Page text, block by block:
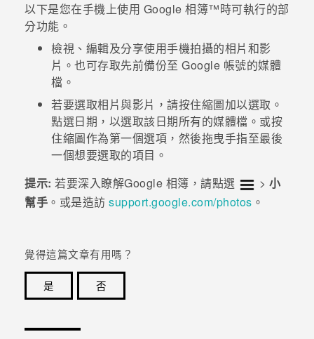
優惠專區
焦點訊息
校園專案
企業採購
銷售門市
銷售通路
支援服務
VIVELAND
以下是您在手機上使用 Google 相簿™時可執行的部
分功能。
檢視、編輯及分享使用手機拍攝的相片和影
片。也可存取先前備份至 Google 帳號的媒體
檔。
若要選取相片與影片，請按住縮圖加以選取。
點選日期，以選取該日期所有的媒體檔。或按
住縮圖作為第一個選項，然後拖曳手指至最後
一個想要選取的項目。
提示: 若要深入瞭解Google 相簿 ，請點選 > 小
幫手 。或是造訪 support.google.com/photos 。
覺得這篇文章有用嗎？
是
否